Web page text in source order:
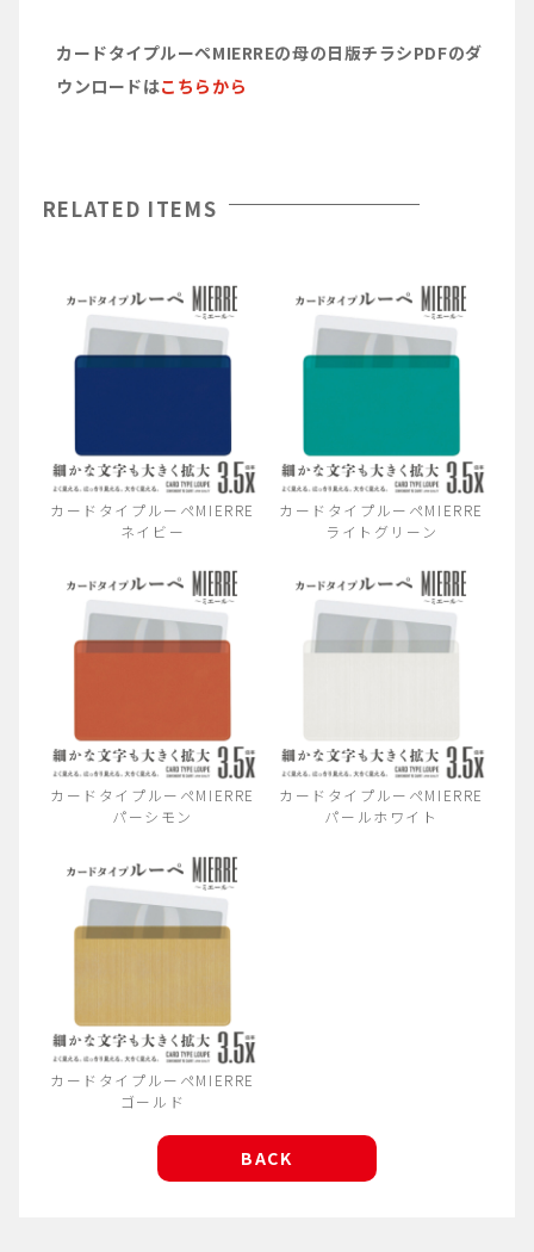
カードタイプルーペMIERREの母の日版チラシPDFのダ
ウンロードはこちらから
RELATED ITEMS
カードタイプルーペMIERRE
ネイビー
カードタイプルーペMIERRE
ライトグリーン
カードタイプルーペMIERRE
パーシモン
カードタイプルーペMIERRE
パールホワイト
カードタイプルーペMIERRE
ゴールド
BACK